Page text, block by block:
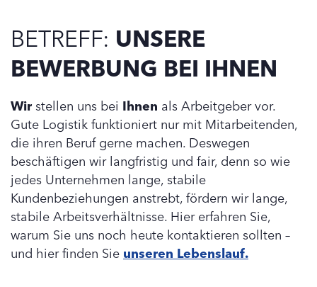
BETREFF: UNSERE
BEWERBUNG BEI IHNEN
Wir stellen uns bei Ihnen als Arbeitgeber vor.
Gute Logistik funktioniert nur mit Mitarbeitenden,
die ihren Beruf gerne machen. Deswegen
beschäftigen wir langfristig und fair, denn so wie
jedes Unternehmen lange, stabile
Kundenbeziehungen anstrebt, fördern wir lange,
stabile Arbeitsverhältnisse. Hier erfahren Sie,
warum Sie uns noch heute kontaktieren sollten –
und hier finden Sie unseren Lebenslauf.